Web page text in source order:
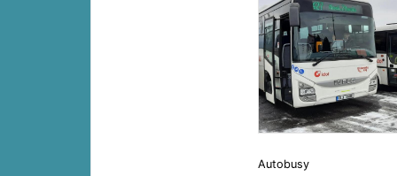
Autobusy